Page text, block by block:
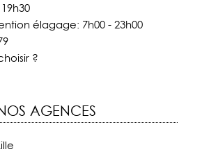
élagage: 7h00 - 23h00
?
AGENCES